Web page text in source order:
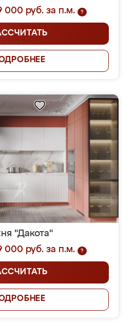
000 руб. за п.м.
?
"Дакота"
000 руб. за п.м.
?